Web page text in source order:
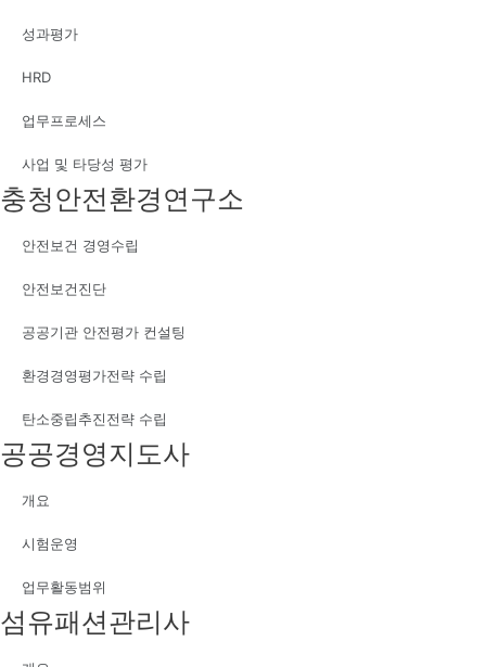
성과평가
HRD
업무프로세스
사업 및 타당성 평가
충청안전환경연구소
안전보건 경영수립
안전보건진단
공공기관 안전평가 컨설팅
환경경영평가전략 수립
탄소중립추진전략 수립
공공경영지도사
개요
시험운영
업무활동범위
섬유패션관리사